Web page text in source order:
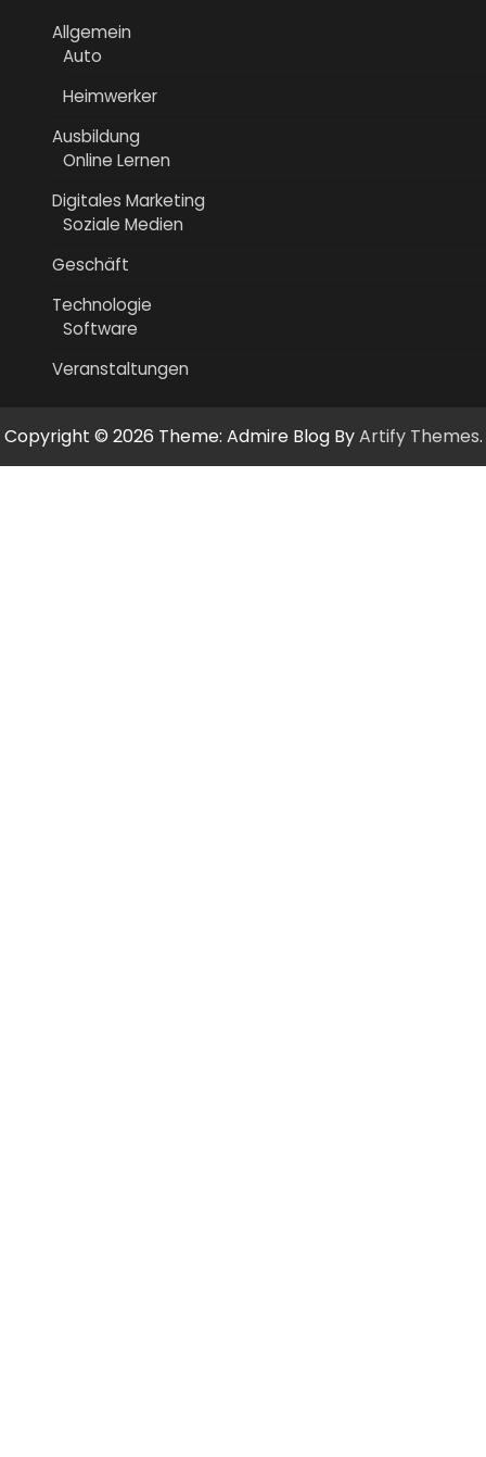
Allgemein
Auto
Heimwerker
Ausbildung
Online Lernen
Digitales Marketing
Soziale Medien
Geschäft
Technologie
Software
Veranstaltungen
Copyright © 2026 Theme: Admire Blog ByArtify Themes.